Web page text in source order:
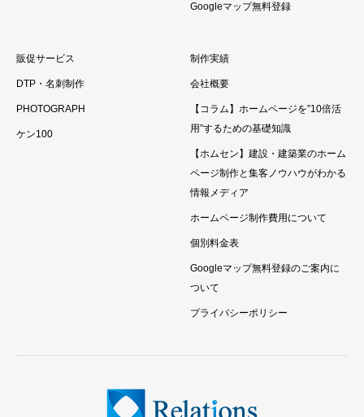
Googleマップ無料登録
販促サービス
DTP・名刺制作
PHOTOGRAPH
ケン100
制作実績
会社概要
【コラム】ホームページを”10倍活
用”するための基礎知識
【ホムセン】建設・建築業のホーム
ページ制作と集客ノウハウがわかる
情報メディア
ホームページ制作費用について
個別料金表
Googleマップ無料登録のご案内に
ついて
プライバシーポリシー